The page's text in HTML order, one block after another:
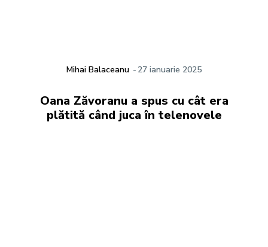
Mihai Balaceanu - 27 ianuarie 2025
Oana Zăvoranu a spus cu cât era
plătită când juca în telenovele